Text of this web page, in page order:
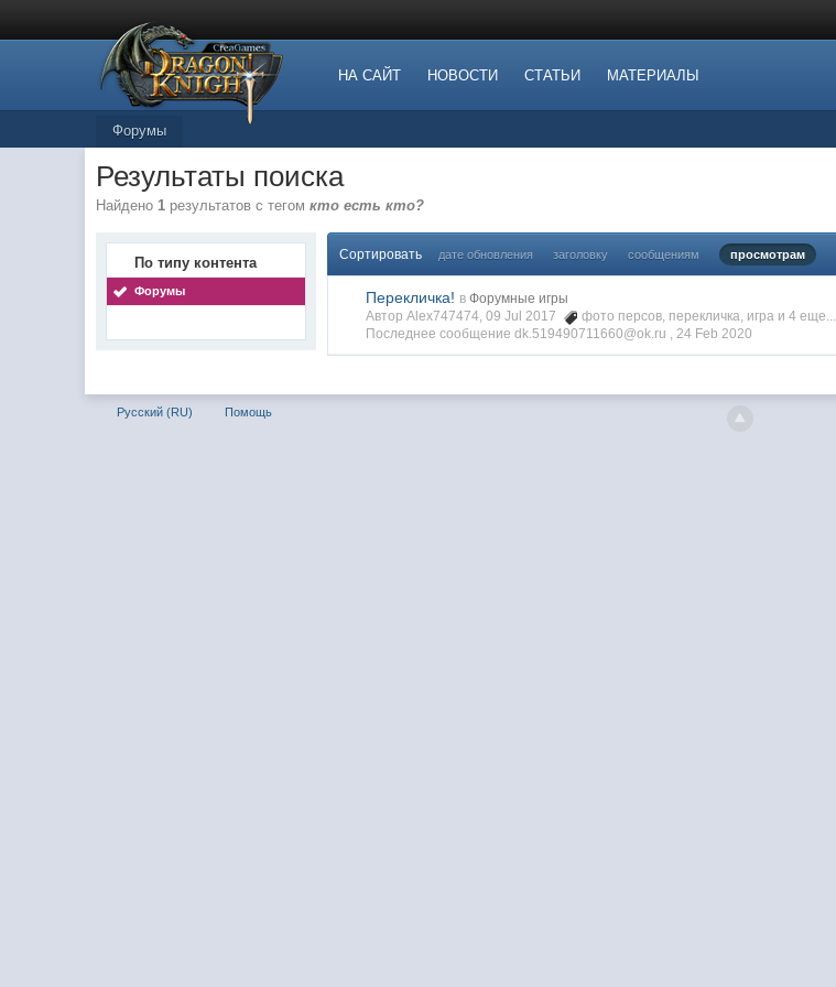
НА САЙТ НОВОСТИ СТАТЬИ МАТЕРИАЛЫ
Форумы
Результаты поиска
Найдено1 результатов с тегомкто есть кто?
По типу контента
Форумы
Сортировать дате обновления заголовку сообщениям просмотрам
Перекличка! в Форумные игры
Автор Alex747474, 09 Jul 2017
фото персов, перекличка, игра и 4 еще...
Последнее сообщение dk.519490711660@ok.ru ,24 Feb 2020
Русский (RU) Помощь